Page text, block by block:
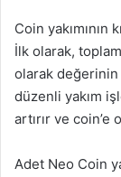
Coin
İlk olarak,
olarak değerinin
düzenli yakım
artırır ve
Adet Neo Coin